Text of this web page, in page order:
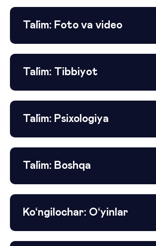
Ta`lim: Foto va video
Ta`lim: Tibbiyot
Ta`lim: Psixologiya
Ta`lim: Boshqa
Ko‘ngilochar: O‘yinlar